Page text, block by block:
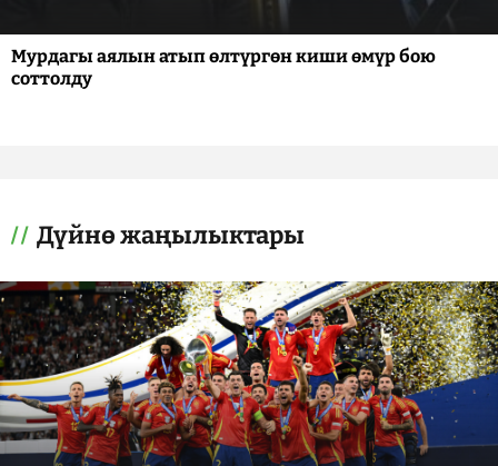
Мурдагы аялын атып өлтүргөн киши өмүр бою
соттолду
Дүйнө жаңылыктары